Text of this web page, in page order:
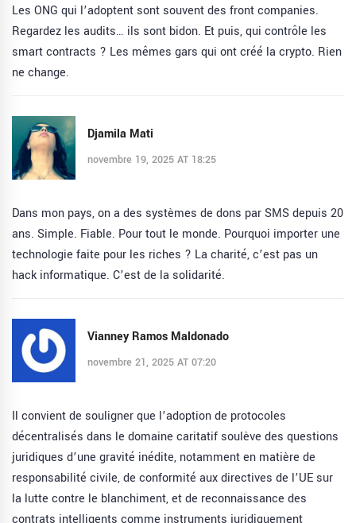
Les ONG qui l’adoptent sont souvent des front companies.
Regardez les audits… ils sont bidon. Et puis, qui contrôle les
smart contracts ? Les mêmes gars qui ont créé la crypto. Rien
ne change.
Djamila Mati
novembre 19, 2025 AT 18:25
Dans mon pays, on a des systèmes de dons par SMS depuis 20
ans. Simple. Fiable. Pour tout le monde. Pourquoi importer une
technologie faite pour les riches ? La charité, c’est pas un
hack informatique. C’est de la solidarité.
Vianney Ramos Maldonado
novembre 21, 2025 AT 07:20
Il convient de souligner que l’adoption de protocoles
décentralisés dans le domaine caritatif soulève des questions
juridiques d’une gravité inédite, notamment en matière de
responsabilité civile, de conformité aux directives de l’UE sur
la lutte contre le blanchiment, et de reconnaissance des